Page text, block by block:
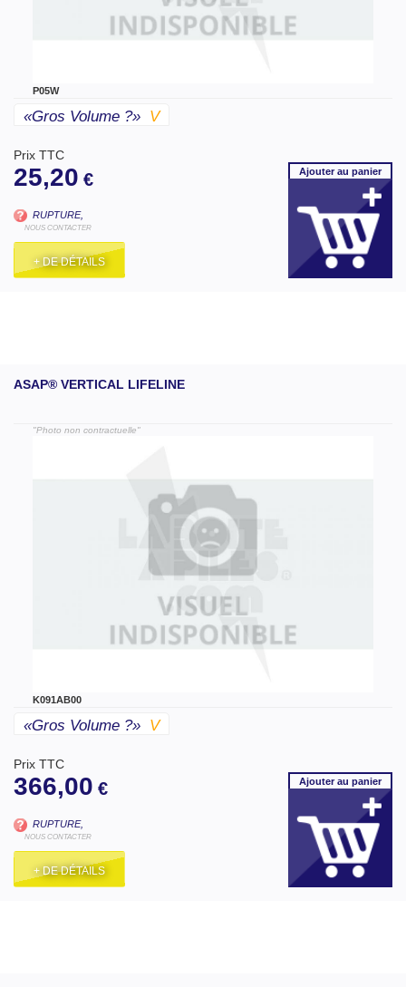
P05W
«gros Volume ?» V
Prix TTC
25,20 €
RUPTURE,
NOUS CONTACTER
+ DE DÉTAILS
Ajouterau panier
ASAP® VERTICAL LIFELINE
"Photo non contractuelle"
K091AB00
«gros Volume ?» V
Prix TTC
366,00 €
RUPTURE,
NOUS CONTACTER
+ DE DÉTAILS
Ajouterau panier